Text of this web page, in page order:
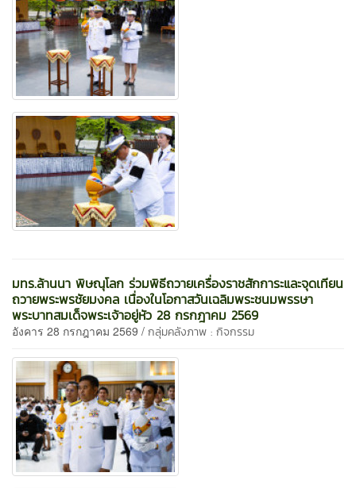
มทร.ล้านนา พิษณุโลก ร่วมพิธีถวายเครื่องราชสักการะและจุดเทียน
ถวายพระพรชัยมงคล เนื่องในโอกาสวันเฉลิมพระชนมพรรษา
พระบาทสมเด็จพระเจ้าอยู่หัว 28 กรกฎาคม 2569
อังคาร 28 กรกฎาคม 2569 / กลุ่มคลังภาพ : กิจกรรม